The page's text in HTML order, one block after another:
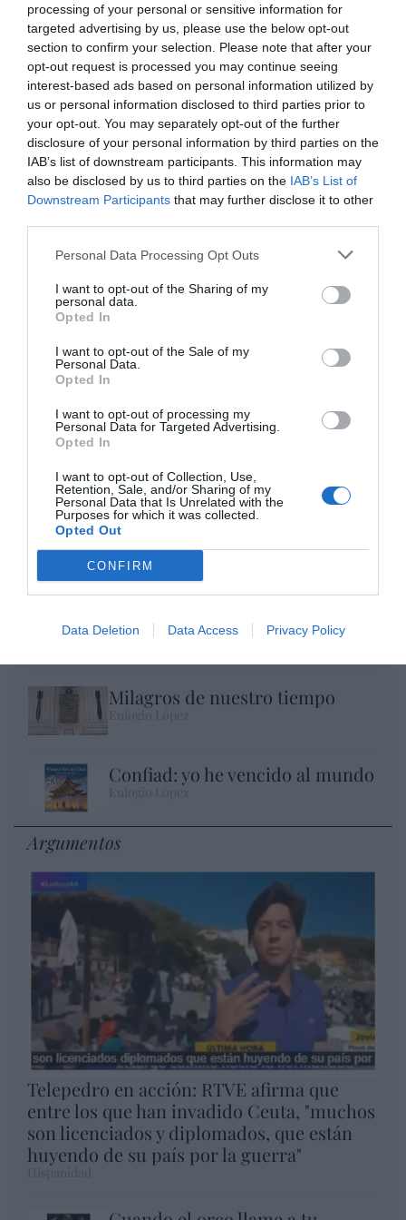
processing of your personal or sensitive information for
targeted advertising by us, please use the below opt-out
section to confirm your selection. Please note that after your
opt-out request is processed you may continue seeing
interest-based ads based on personal information utilized by
us or personal information disclosed to third parties prior to
your opt-out. You may separately opt-out of the further
disclosure of your personal information by third parties on the
IAB’s list of downstream participants. This information may
also be disclosed by us to third parties on the IAB’s List of
Downstream Participants that may further disclose it to other
Personal Data Processing Opt Outs
I want to opt-out of the Sharing of my
personal data.
Opted In
I want to opt-out of the Sale of my
Personal Data.
Opted In
I want to opt-out of processing my
Personal Data for Targeted Advertising.
Opted In
I want to opt-out of Collection, Use,
Retention, Sale, and/or Sharing of my
Personal Data that Is Unrelated with the
Purposes for which it was collected.
Opted Out
CONFIRM
Data Deletion Data Access Privacy Policy
Artículos anteriores
DIARIO DE LA CORRUPCIÓN SANCHISTA
Diario de la corrupción sanchista. Bolaños
se reunió en el año 2025 hasta seis veces
con Zapatero, mientras se desarrollaba la
investigación judicial sobre la aerolínea
Plus Ultra
por Redacción
Artículos anteriores
Opinión
Enormes minucias
por Eulogio López
mala
Milagros de nuestro tiempo
Confiad: yo he vencido al mundo
Argumentos
Telepedro en acción: RTVE afirma que
entre los que han invadido Ceuta, "muchos
son licenciados y diplomados, que están
huyendo de su país por la guerra"